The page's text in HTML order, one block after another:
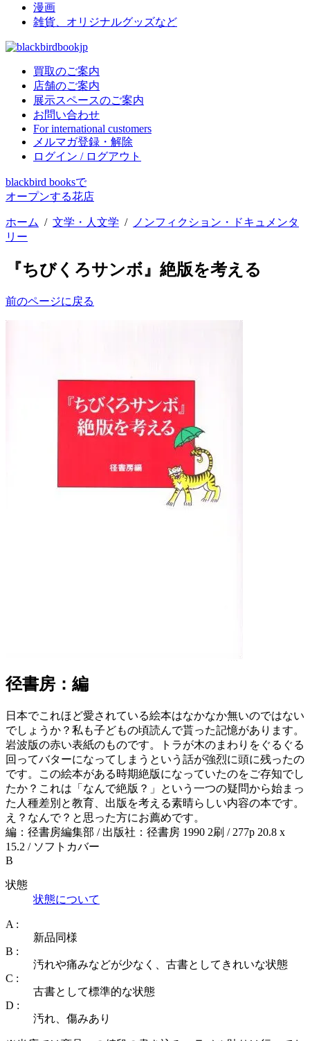
漫画
雑貨、オリジナルグッズなど
買取のご案内
店舗のご案内
展示スペースのご案内
お問い合わせ
For international customers
メルマガ登録・解除
ログイン / ログアウト
blackbird booksで
オープンする花店
ホーム / 文学・人文学 /
ノンフィクション・ドキュメンタ
リー
『ちびくろサンボ』絶版を考える
前のページに戻る
径書房：編
日本でこれほど愛されている絵本はなかなか無いのではない
でしょうか？私も子どもの頃読んで貰った記憶があります。
岩波版の赤い表紙のものです。トラが木のまわりをぐるぐる
回ってバターになってしまうという話が強烈に頭に残ったの
です。この絵本がある時期絶版になっていたのをご存知でし
たか？これは「なんで絶版？」という一つの疑問から始まっ
た人種差別と教育、出版を考える素晴らしい内容の本です。
え？なんで？と思った方にお薦めです。
編：径書房編集部 / 出版社：径書房 1990 2刷 / 277p 20.8 x
15.2 / ソフトカバー
B
状態
状態について
A :
新品同様
B :
汚れや痛みなどが少なく、古書としてきれいな状態
C :
古書として標準的な状態
D :
汚れ、傷みあり